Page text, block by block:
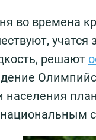
во времена
учатся
решают
населения